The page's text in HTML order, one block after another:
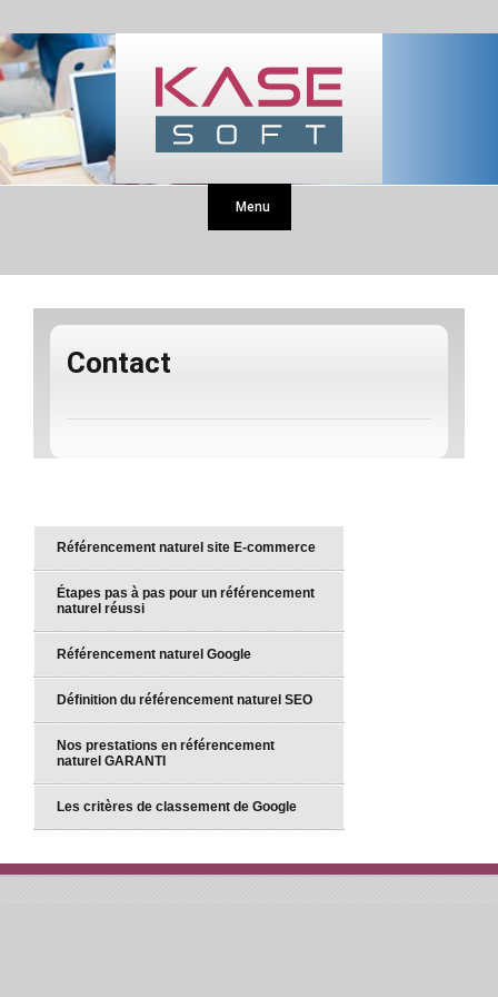
Menu
Contact
Référencement naturel site E-commerce
Étapes pas à pas pour un référencement
naturel réussi
Référencement naturel Google
Définition du référencement naturel SEO
Nos prestations en référencement
naturel GARANTI
Les critères de classement de Google